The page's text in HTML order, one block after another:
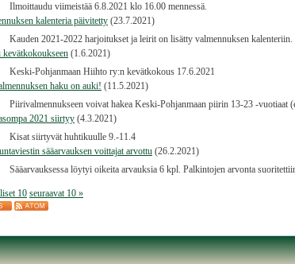
Ilmoittaudu viimeistää 6.8.2021 klo 16.00 mennessä.
kalenteria päivitetty (23.7.2021)
Kauden 2021-2022 harjoitukset ja leirit on lisätty valmennuksen kalenteriin.
kevätkokoukseen (1.6.2021)
Keski-Pohjanmaan Hiihto ry:n kevätkokous 17.6.2021
haku on auki! (11.5.2021)
Piirivalmennukseen voivat hakea Keski-Pohjanmaan piirin 13-23 -vuotiaat
2021 siirtyy (4.3.2021)
Kisat siirtyvät huhtikuulle 9.-11.4
sääarvauksen voittajat arvottu (26.2.2021)
Sääarvauksessa löytyi oikeita arvauksia 6 kpl. Palkintojen arvonta
10 seuraavat 10 »